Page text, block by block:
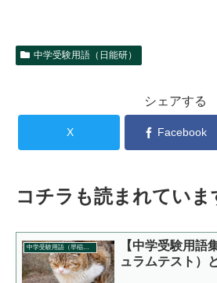
中学受験用語（日能研）
シェアする
X Facebook
コチラも読まれていま
中学受験用語（早稲田アカデミー）
【中学受験用語
ュラムテスト）